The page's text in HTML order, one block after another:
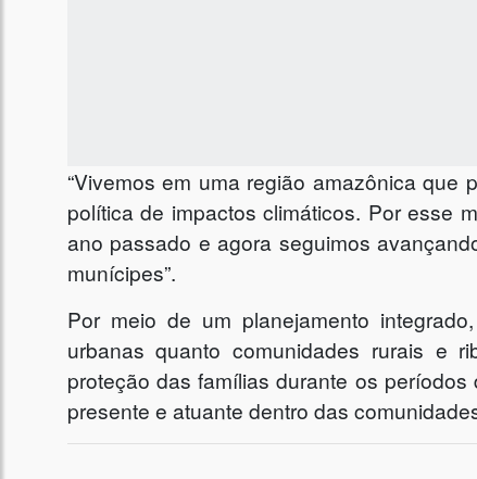
“Vivemos em uma região amazônica
política de impactos climáticos. Por esse
ano passado e agora seguimos
munícipes”.
Por meio de um planejamento
urbanas quanto comunidades rurais e
proteção das famílias durante os
presente e atuante dentro das